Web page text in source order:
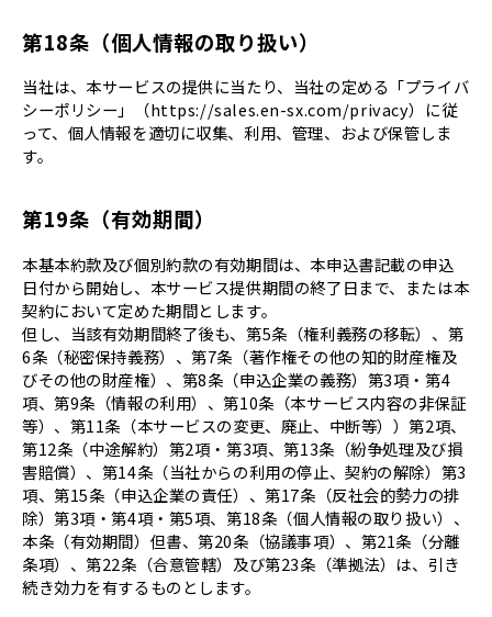
第18条（個人情報の取り扱い）
当社は、本サービスの提供に当たり、当社の定める「プライバ
シーポリシー」（https://sales.en-sx.com/privacy）に従
って、個人情報を適切に収集、利用、管理、および保管しま
す。
第19条（有効期間）
本基本約款及び個別約款の有効期間は、本申込書記載の申込
日付から開始し、本サービス提供期間の終了日まで、または本
契約において定めた期間とします。
但し、当該有効期間終了後も、第5条（権利義務の移転）、第
6条（秘密保持義務）、第7条（著作権その他の知的財産権及
びその他の財産権）、第8条（申込企業の義務）第3項・第4
項、第9条（情報の利用）、第10条（本サービス内容の非保証
等）、第11条（本サービスの変更、廃止、中断等））第2項、
第12条（中途解約）第2項・第3項、第13条（紛争処理及び損
害賠償）、第14条（当社からの利用の停止、契約の解除）第3
項、第15条（申込企業の責任）、第17条（反社会的勢力の排
除）第3項・第4項・第5項、第18条（個人情報の取り扱い）、
本条（有効期間）但書、第20条（協議事項）、第21条（分離
条項）、第22条（合意管轄）及び第23条（準拠法）は、引き
続き効力を有するものとします。